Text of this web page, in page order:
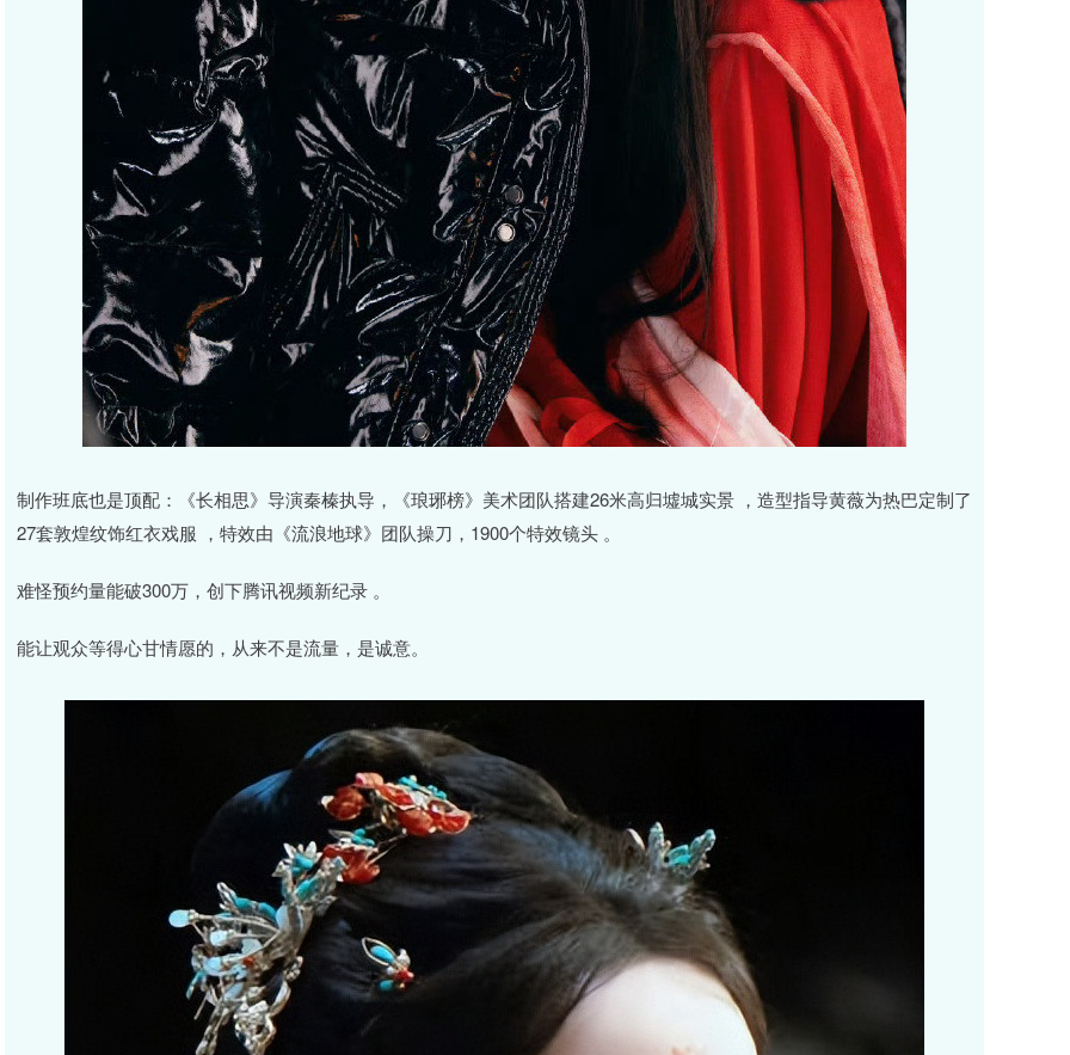
制作班底也是顶配：《长相思》导演秦榛执导，《琅琊榜》美术团队搭建26米高归墟城实景 ，造型指导黄薇为热巴定制了
27套敦煌纹饰红衣戏服 ，特效由《流浪地球》团队操刀，1900个特效镜头 。
难怪预约量能破300万，创下腾讯视频新纪录 。
能让观众等得心甘情愿的，从来不是流量，是诚意。